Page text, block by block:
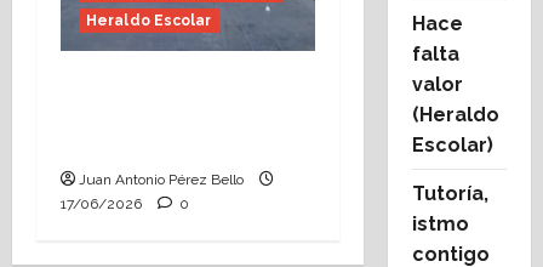
Heraldo Escolar
Juan Antonio Pérez Bello
17/06/2026
0
Hace
falta
valor
(Heraldo
Escolar)
Tutoría,
istmo
contigo